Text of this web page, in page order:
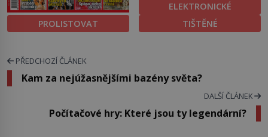
PROLISTOVAT
ELEKTRONICKÉ
TIŠTĚNÉ
PŘEDCHOZÍ ČLÁNEK
Kam za nejúžasnějšími bazény světa?
DALŠÍ ČLÁNEK
Počítačové hry: Které jsou ty legendární?